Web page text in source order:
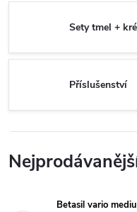
Sety tmel +
Příslušenství
Betasil vario